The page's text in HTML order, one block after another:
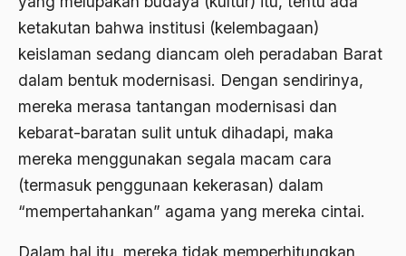
ketakutan bahwa institusi (kelembagaan)
keislaman sedang diancam oleh peradaban Barat
dalam bentuk modernisasi. Dengan sendirinya,
mereka merasa tantangan modernisasi dan
kebarat-baratan sulit untuk dihadapi, maka
mereka menggunakan segala macam cara
(termasuk penggunaan kekerasan) dalam
“mempertahankan” agama yang mereka cintai.
Dalam hal itu, mereka tidak memperhitungkan
akulturasi budaya
Al Asnawi
Al-Azhar
Al-Ghazali
Al-Ikhwanu Al-Muslimun